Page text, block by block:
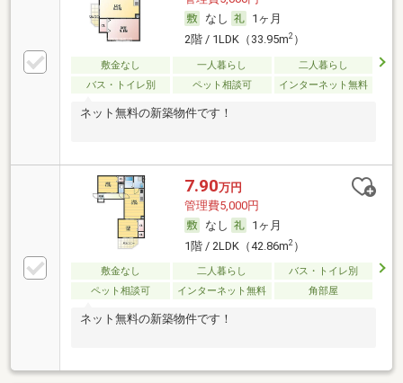
なし
1ヶ月
2階 / 1LDK（33.95m2）
敷金なし 一人暮らし
二人暮らし
バス・トイレ別
ペット相談可 インターネット無料
ネット無料の新築物件です！
7.90万円
管理費5,000円
なし
1ヶ月
1階 / 2LDK（42.86m2）
敷金なし 二人暮らし
バス・トイレ別
ペット相談可
インターネット無料 角部屋
ネット無料の新築物件です！